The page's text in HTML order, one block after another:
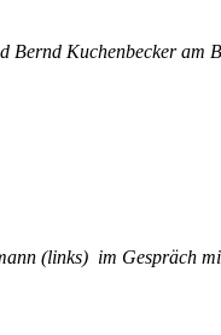
Kuchenbecker am
(links) im Gespräch